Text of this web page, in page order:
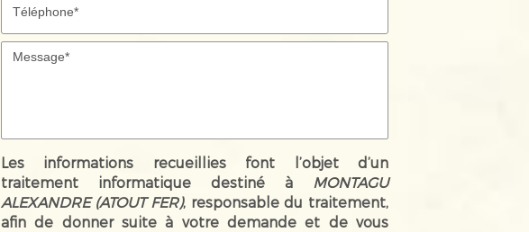
Les informations recueillies font l’objet d’un
traitement informatique destiné à MONTAGU
ALEXANDRE (ATOUT FER), responsable du traitement,
afin de donner suite à votre demande et de vous